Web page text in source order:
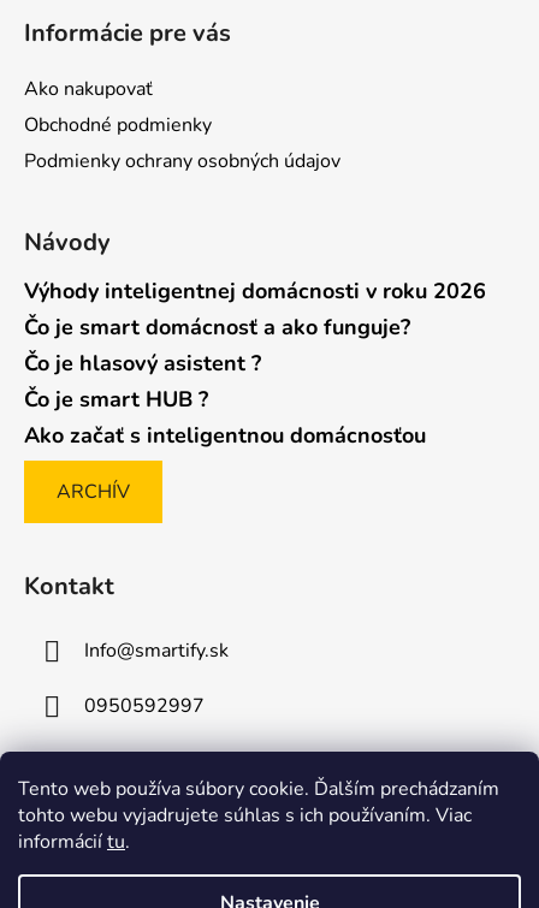
Tento web používa súbory cookie. Ďalším prechádzaním
tohto webu vyjadrujete súhlas s ich používaním. Viac
informáciítu.
Informácie pre vás
Ako nakupovať
Obchodné podmienky
Podmienky ochrany osobných údajov
Návody
Výhody inteligentnej domácnosti v roku 2026
Čo je smart domácnosť a ako funguje?
Čo je hlasový asistent ?
Čo je smart HUB ?
Ako začať s inteligentnou domácnosťou
ARCHÍV
Kontakt
Info@smartify.sk
0950592997
Posledné hodnotenie produktov
Hodnotenie produktu je 5 z 5 hviezdičiek.